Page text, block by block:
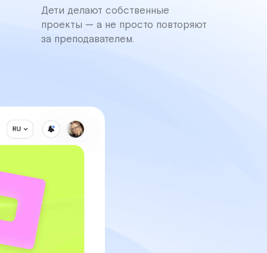
Дети делают собственные
проекты — а не просто повторяют
за преподавателем.